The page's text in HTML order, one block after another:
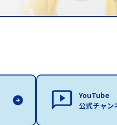
YouTube
公式チャン